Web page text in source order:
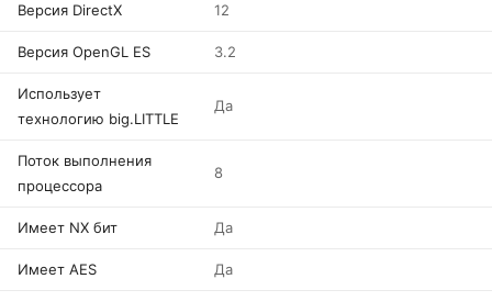
Версия DirectX 12
Версия OpenGL ES 3.2
Использует
технологию big.LITTLE
Да
Поток выполнения
процессора
8
Имеет NX бит Да
Имеет AES Да